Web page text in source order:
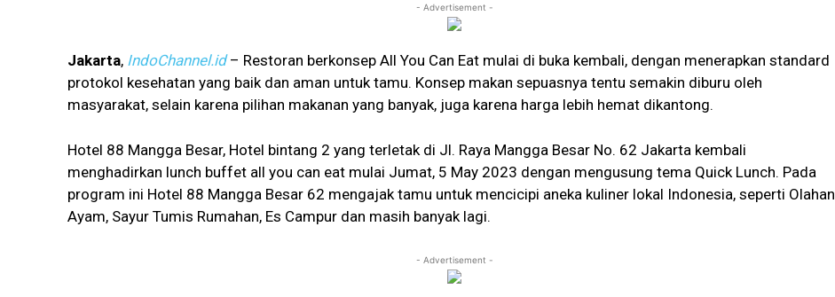
- Advertisement -
Jakarta, IndoChannel.id– Restoran berkonsep All You Can Eat mulai di buka kembali, dengan menerapkan standard
protokol kesehatan yang baik dan aman untuk tamu. Konsep makan sepuasnya tentu semakin diburu oleh
masyarakat, selain karena pilihan makanan yang banyak, juga karena harga lebih hemat dikantong.
Hotel 88 Mangga Besar, Hotel bintang 2 yang terletak di Jl. Raya Mangga Besar No. 62 Jakarta kembali
menghadirkan lunch buffet all you can eat mulai Jumat, 5 May 2023 dengan mengusung tema Quick Lunch. Pada
program ini Hotel 88 Mangga Besar 62 mengajak tamu untuk mencicipi aneka kuliner lokal Indonesia, seperti Olahan
Ayam, Sayur Tumis Rumahan, Es Campur dan masih banyak lagi.
- Advertisement -